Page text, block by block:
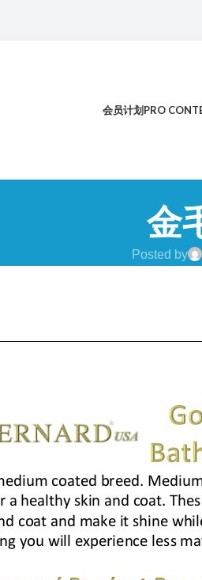
会员计划PRO
金
Posted by